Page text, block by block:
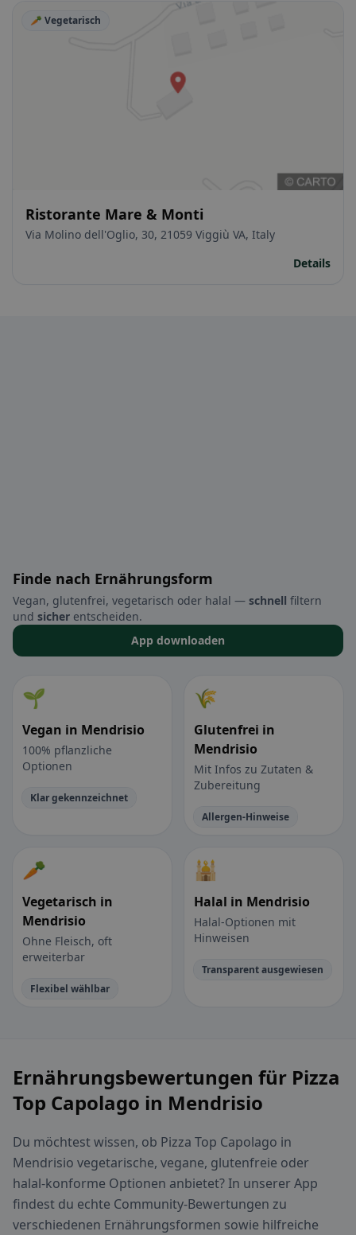
🥕 Vegetarisch
Ristorante Mare & Monti
Via Molino dell'Oglio, 30, 21059 Viggiù VA, Italy
Details
Finde nach Ernährungsform
Vegan, glutenfrei, vegetarisch oder halal — schnell filtern
und sicher entscheiden.
App downloaden
🌱
Vegan in Mendrisio
100% pflanzliche
Optionen
Klar gekennzeichnet
🌾
Glutenfrei in
Mendrisio
Mit Infos zu Zutaten &
Zubereitung
Allergen-Hinweise
🥕
Vegetarisch in
Mendrisio
Ohne Fleisch, oft
erweiterbar
Flexibel wählbar
🕌
Halal in Mendrisio
Halal-Optionen mit
Hinweisen
Transparent ausgewiesen
Ernährungsbewertungen für Pizza
Top Capolago in Mendrisio
Du möchtest wissen, ob Pizza Top Capolago in
Mendrisio vegetarische, vegane, glutenfreie oder
halal-konforme Optionen anbietet? In unserer App
findest du echte Community-Bewertungen zu
verschiedenen Ernährungsformen sowie hilfreiche